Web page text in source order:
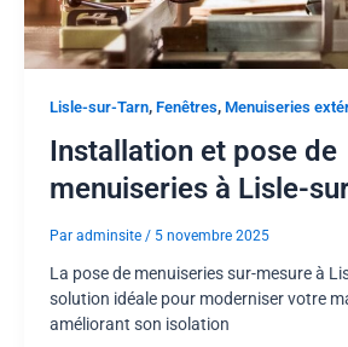
Lisle-sur-Tarn, Fenêtres, Menuiseries
Installation et pose de
menuiseries à Lisle-
Par adminsite / 5 novembre 2025
La pose de menuiseries sur-mesure à
solution idéale pour moderniser votre
améliorant son isolation